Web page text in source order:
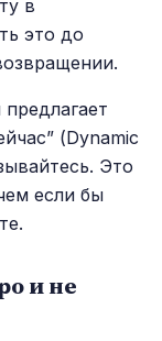
в
это до
(Dynamic
Это
если бы
и не